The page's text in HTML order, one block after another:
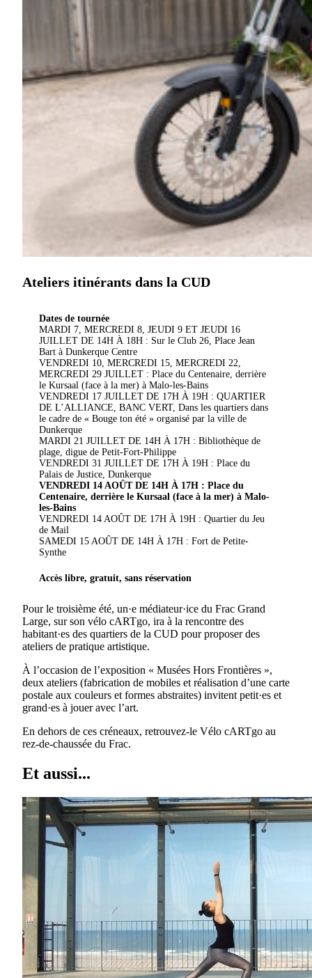
Ateliers itinérants dans la CUD
Dates de tournée
MARDI 7, MERCREDI 8, JEUDI 9 ET JEUDI 16
JUILLET DE 14H À 18H : Sur le Club 26, Place Jean
Bart à Dunkerque Centre
VENDREDI 10, MERCREDI 15, MERCREDI 22,
MERCREDI 29 JUILLET : Place du Centenaire, derrière
le Kursaal (face à la mer) à Malo-les-Bains
VENDREDI 17 JUILLET DE 17H À 19H : QUARTIER
DE L’ALLIANCE, BANC VERT, Dans les quartiers dans
le cadre de « Bouge ton été » organisé par la ville de
Dunkerque
MARDI 21 JUILLET DE 14H À 17H : Bibliothèque de
plage, digue de Petit-Fort-Philippe
VENDREDI 31 JUILLET DE 17H À 19H : Place du
Palais de Justice, Dunkerque
VENDREDI 14 AOÛT DE 14H À 17H : Place du
Centenaire, derrière le Kursaal (face à la mer) à Malo-
les-Bains
VENDREDI 14 AOÛT DE 17H À 19H : Quartier du Jeu
de Mail
SAMEDI 15 AOÛT DE 14H À 17H : Fort de Petite-
Synthe
Accès libre, gratuit, sans réservation
Pour le troisième été, un·e médiateur·ice du Frac Grand
Large, sur son vélo cARTgo, ira à la rencontre des
habitant·es des quartiers de la CUD pour proposer des
ateliers de pratique artistique.
À l’occasion de l’exposition « Musées Hors Frontières »,
deux ateliers (fabrication de mobiles et réalisation d’une carte
postale aux couleurs et formes abstraites) invitent petit·es et
grand·es à jouer avec l’art.
En dehors de ces créneaux, retrouvez-le Vélo cARTgo au
rez-de-chaussée du Frac.
Et aussi...